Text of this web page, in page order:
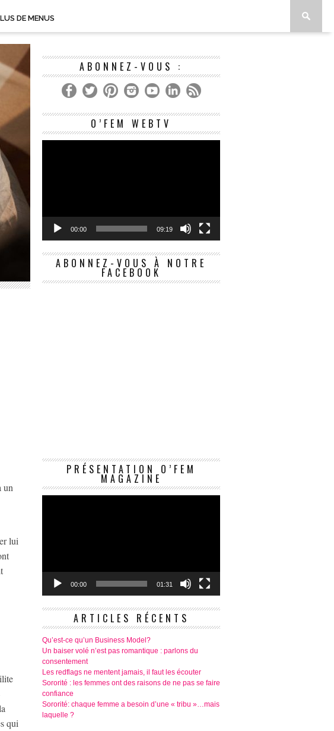
DE MENUS
un
lui
qui
ABONNEZ-VOUS :
O’FEM WEBTV
Lecteur
00:00 09:19
ABONNEZ-VOUS À NOTRE
FACEBOOK
PRÉSENTATION O’FEM
MAGAZINE
Lecteur
00:00 01:31
ARTICLES RÉCENTS
Qu’est-ce qu’un Business Model?
Un baiser volé n’est pas romantique : parlons du
consentement
Les redflags ne mentent jamais, il faut les écouter
Sororité : les femmes ont des raisons de ne pas se faire
confiance
Sororité: chaque femme a besoin d’une « tribu »…mais
laquelle ?